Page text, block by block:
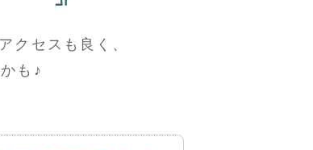
クセスも良く、
も♪